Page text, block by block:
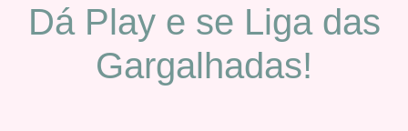
Dá Play e se Liga das
Gargalhadas!